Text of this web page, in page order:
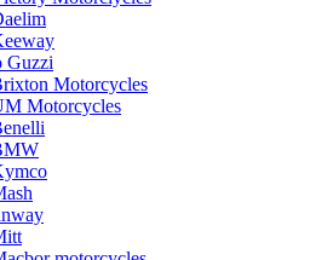
Guzzi
Motorcycles
Motorcycles